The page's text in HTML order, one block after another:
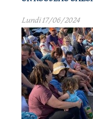
Lundi 17/06/2024